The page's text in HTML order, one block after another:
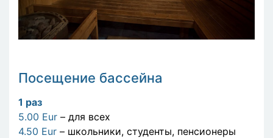
Посещение бассейна
1 раз
5.00 Eur – для всех
4.50 Eur – школьники, студенты, пенсионеры